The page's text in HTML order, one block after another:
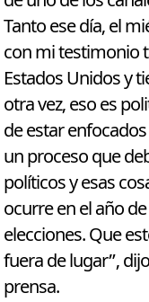
Tanto ese día, el
con mi testimonio
Estados Unidos y
otra vez, eso es
de estar
un proceso que
políticos y esas
ocurre en el año
elecciones. Que
fuera de lugar”,
prensa.